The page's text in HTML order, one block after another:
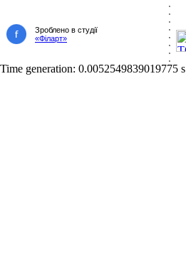
Зроблено в студії
«Філарт»
Time generation: 0.0052549839019775 s